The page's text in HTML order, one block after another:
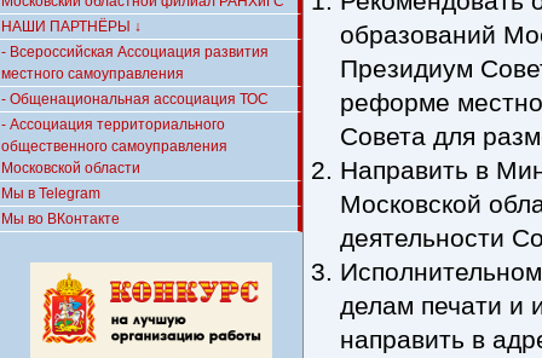
образований
Президиум
реформе
Совета для
Направить в
Московской
деятельности
делам печати и
направить в
НАШИ ПАРТНЁРЫ ↓
- Всероссийская Ассоциация развития
местного самоуправления
- Общенациональная ассоциация ТОС
- Ассоциация территориального
общественного самоуправления
Московской области
Мы в Telegram
Мы во ВКонтакте